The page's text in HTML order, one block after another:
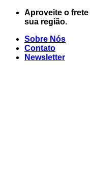
Skip
Aproveite o
sua região.
Sobre Nós
Contato
Newsletter